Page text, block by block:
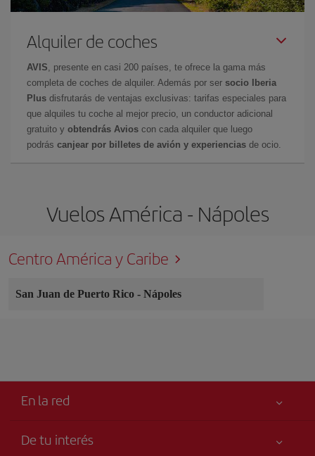
Alquiler de coches
AVIS , presente en casi 200 países, te ofrece la gama más
completa de coches de alquiler. Además por ser socio Iberia
Plus disfrutarás de ventajas exclusivas: tarifas especiales para
que alquiles tu coche al mejor precio, un conductor adicional
gratuito y obtendrás Avios con cada alquiler que luego
podrás canjear por billetes de avión y experiencias de ocio.
Vuelos América - Nápoles
Centro América y Caribe
San Juan de Puerto Rico - Nápoles
En la red
De tu interés